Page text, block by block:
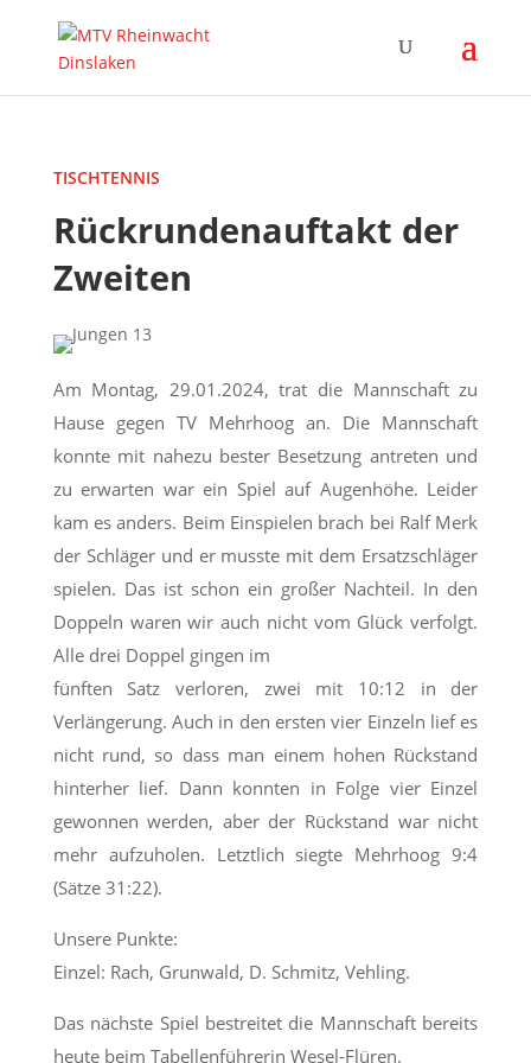
TISCHTENNIS
Rückrundenauftakt der
Zweiten
Am Montag, 29.01.2024, trat die Mannschaft zu
Hause gegen TV Mehrhoog an. Die Mannschaft
konnte mit nahezu bester Besetzung antreten und
zu erwarten war ein Spiel auf Augenhöhe. Leider
kam es anders. Beim Einspielen brach bei Ralf Merk
der Schläger und er musste mit dem Ersatzschläger
spielen. Das ist schon ein großer Nachteil. In den
Doppeln waren wir auch nicht vom Glück verfolgt.
Alle drei Doppel gingen im
fünften Satz verloren, zwei mit 10:12 in der
Verlängerung. Auch in den ersten vier Einzeln lief es
nicht rund, so dass man einem hohen Rückstand
hinterher lief. Dann konnten in Folge vier Einzel
gewonnen werden, aber der Rückstand war nicht
mehr aufzuholen. Letztlich siegte Mehrhoog 9:4
(Sätze 31:22).
Unsere Punkte:
Einzel: Rach, Grunwald, D. Schmitz, Vehling.
Das nächste Spiel bestreitet die Mannschaft bereits
heute beim Tabellenführerin Wesel-Flüren.